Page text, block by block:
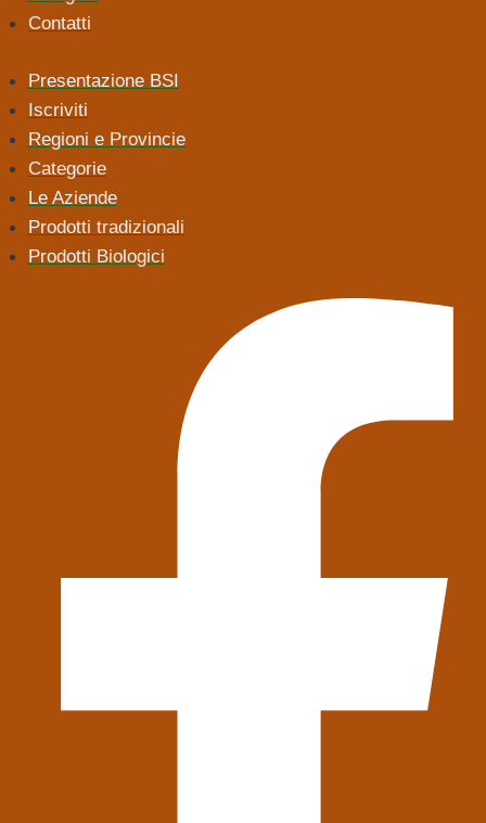
Contatti
Presentazione BSI
Iscriviti
Regioni e Provincie
Categorie
Le Aziende
Prodotti tradizionali
Prodotti Biologici